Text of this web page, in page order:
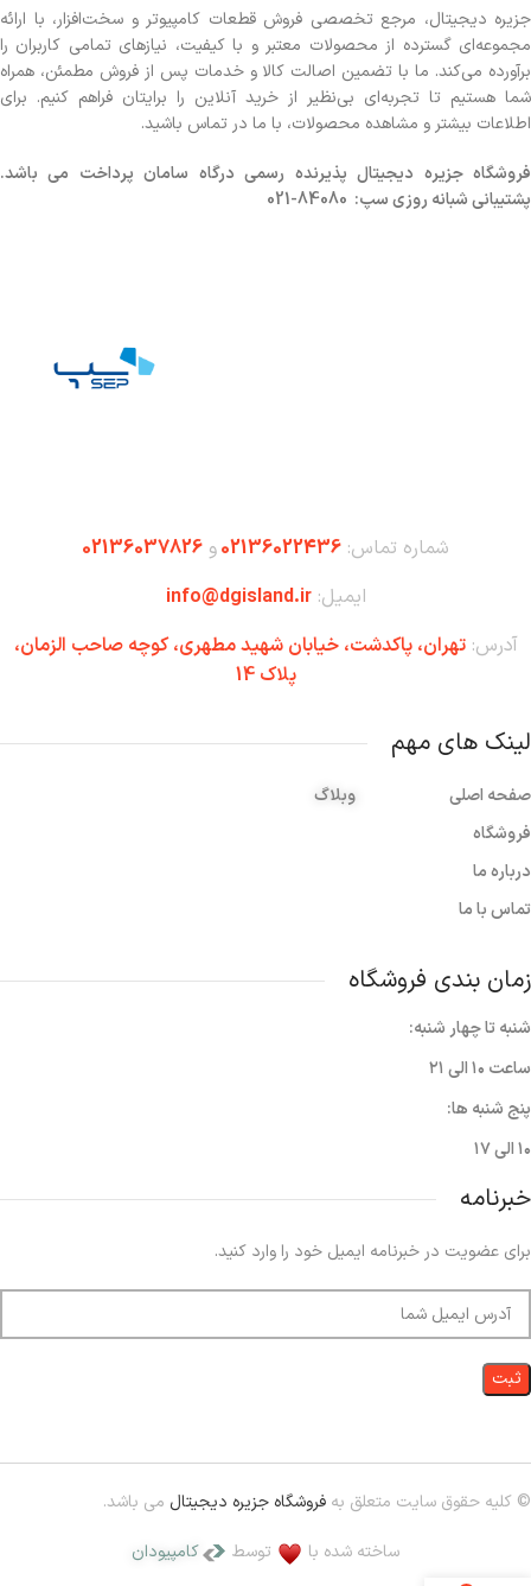
جزیره دیجیتال، مرجع تخصصی فروش قطعات کامپیوتر و سخت‌افزار، با ارائه
مجموعه‌ای گسترده از محصولات معتبر و با کیفیت، نیازهای تمامی کاربران را
برآورده می‌کند. ما با تضمین اصالت کالا و خدمات پس از فروش مطمئن، همراه
شما هستیم تا تجربه‌ای بی‌نظیر از خرید آنلاین را برایتان فراهم کنیم. برای
اطلاعات بیشتر و مشاهده محصولات، با ما در تماس باشید.
فروشگاهجزیره دیجیتال پذیرنده رسمی درگاه سامان پرداخت می باشد.
پشتیبانی شبانه روزی سپ: 84080-021
شماره تماس: 02136022436و 02136037826
ایمیل:info@dgisland.ir
آدرس:تهران،‌ پاکدشت، خیابان شهید مطهری، کوچه صاحب الزمان،
پلاک 14
لینک های مهم
صفحه اصلی
فروشگاه
درباره ما
تماس با ما
وبلاگ
زمان بندی فروشگاه
شنبه تا چهار شنبه:
ساعت ۱۰ الی ۲۱
پنج شنبه ها:
۱۰ الی ۱۷
خبرنامه
برای عضویت در خبرنامه ایمیل خود را وارد کنید.
© کلیه حقوق سایت متعلق به فروشگاه جزیره دیجیتال می باشد.
ساخته شده با
توسط کامپیودان